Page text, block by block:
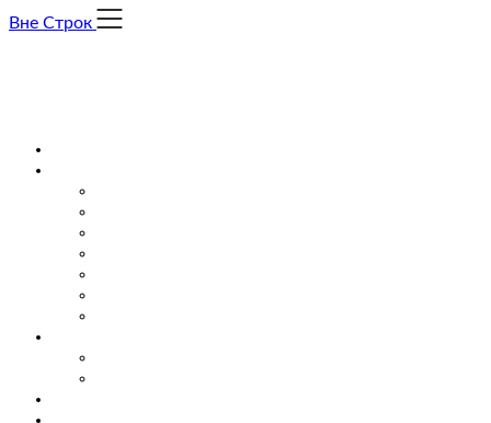
Skip
Вне Строк